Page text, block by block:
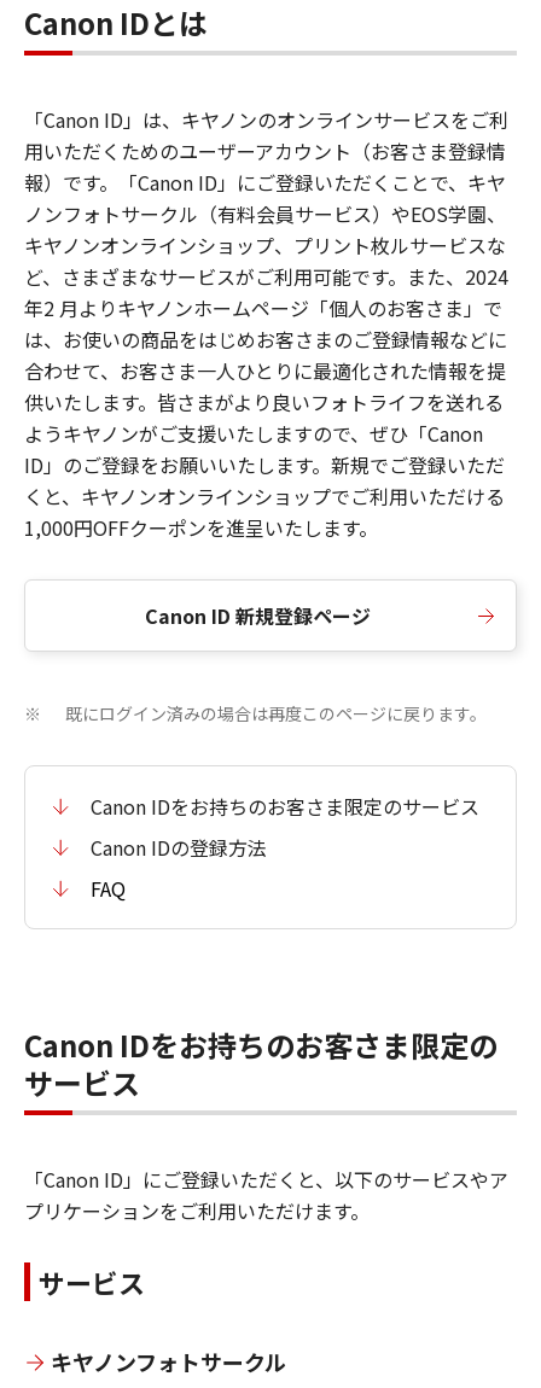
Canon IDとは
「Canon ID」は、キヤノンのオンラインサービスをご利
用いただくためのユーザーアカウント（お客さま登録情
報）です。「Canon ID」にご登録いただくことで、キヤ
ノンフォトサークル（有料会員サービス）やEOS学園、
キヤノンオンラインショップ、プリント枚ルサービスな
ど、さまざまなサービスがご利用可能です。また、2024
年2 月よりキヤノンホームページ「個人のお客さま」で
は、お使いの商品をはじめお客さまのご登録情報などに
合わせて、お客さま一人ひとりに最適化された情報を提
供いたします。皆さまがより良いフォトライフを送れる
ようキヤノンがご支援いたしますので、ぜひ「Canon
ID」のご登録をお願いいたします。新規でご登録いただ
くと、キヤノンオンラインショップでご利用いただける
1,000円OFFクーポンを進呈いたします。
Canon ID 新規登録ページ
※ 既にログイン済みの場合は再度このページに戻ります。
Canon IDをお持ちのお客さま限定のサービス
Canon IDの登録方法
FAQ
Canon IDをお持ちのお客さま限定の
サービス
「Canon ID」にご登録いただくと、以下のサービスやア
プリケーションをご利用いただけます。
サービス
キヤノンフォトサークル